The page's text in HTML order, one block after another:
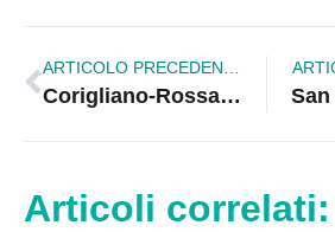
ARTICOLO PRECEDENTE
Corigliano-Rossano. Premio Valente, evento nazionale: questa sera, 18.30, in diretta streaming
Articoli correlati: